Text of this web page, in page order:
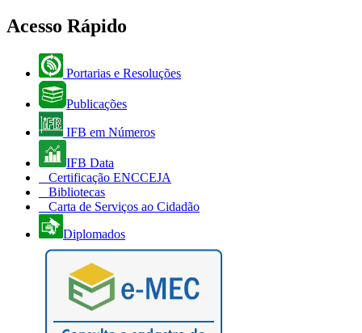
Acesso Rápido
Portarias e Resoluções
Publicações
IFB em Números
IFB Data
Certificação ENCCEJA
Bibliotecas
Carta de Serviços ao Cidadão
Diplomados